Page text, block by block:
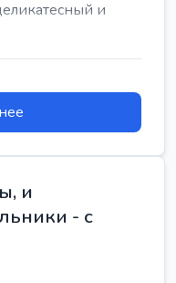
и
и
- с